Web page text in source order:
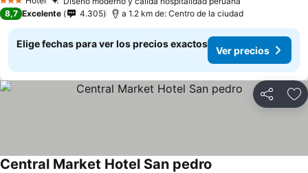
3 Estrellas
8,7 Excelente 4.305 a 1.2 km de: Centro de la ciudad
Elige fechas para ver los precios exactos
Ver precios
Compartir
Central Market Hotel San pedro